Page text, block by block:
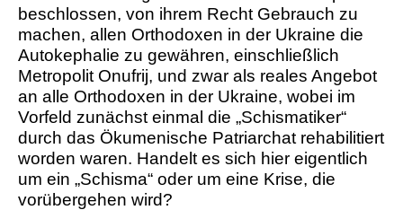
beschlossen, von ihrem Recht Gebrauch zu
machen, allen Orthodoxen in der Ukraine die
Autokephalie zu gewähren, einschließlich
Metropolit Onufrij, und zwar als reales Angebot
an alle Orthodoxen in der Ukraine, wobei im
Vorfeld zunächst einmal die „Schismatiker“
durch das Ökumenische Patriarchat rehabilitiert
worden waren. Handelt es sich hier eigentlich
um ein „Schisma“ oder um eine Krise, die
vorübergehen wird?